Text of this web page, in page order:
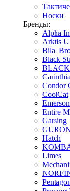
Носки
Бренды:
Alpha
Arktis
Bilal
Black
Carinthia
Condor
CoolCat
Entire M
Garsing
GURON
Hatch
Limes
Pentagon